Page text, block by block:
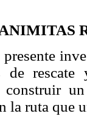
de
la ruta que